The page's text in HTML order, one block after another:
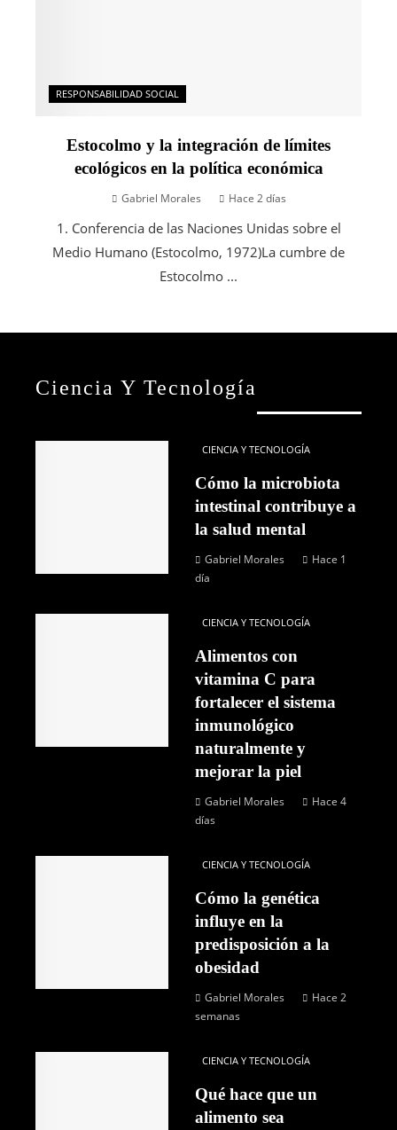
RESPONSABILIDAD SOCIAL
Estocolmo y la integración de límites
ecológicos en la política económica
Gabriel Morales Hace 2 días
1. Conferencia de las Naciones Unidas sobre el
Medio Humano (Estocolmo, 1972)La cumbre de
Estocolmo ...
Ciencia Y Tecnología
CIENCIA Y TECNOLOGÍA
Cómo la microbiota
intestinal contribuye a
la salud mental
Gabriel Morales
Hace 1
día
CIENCIA Y TECNOLOGÍA
Alimentos con
vitamina C para
fortalecer el sistema
inmunológico
naturalmente y
mejorar la piel
Gabriel Morales
Hace 4
días
CIENCIA Y TECNOLOGÍA
Cómo la genética
influye en la
predisposición a la
obesidad
Gabriel Morales
Hace 2
semanas
CIENCIA Y TECNOLOGÍA
Qué hace que un
alimento sea